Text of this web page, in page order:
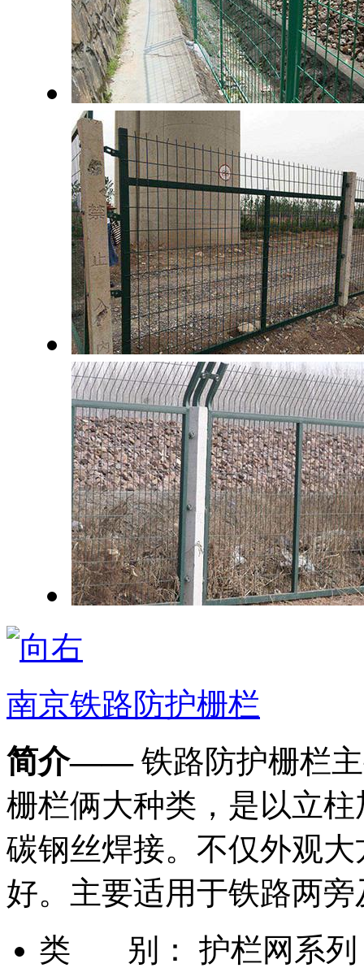
南京铁路防护栅栏
简介——铁路防护栅栏
栅栏俩大种类，是以立
碳钢丝焊接。不仅外观
好。主要适用于铁路两旁
类 别：
护栏网系列